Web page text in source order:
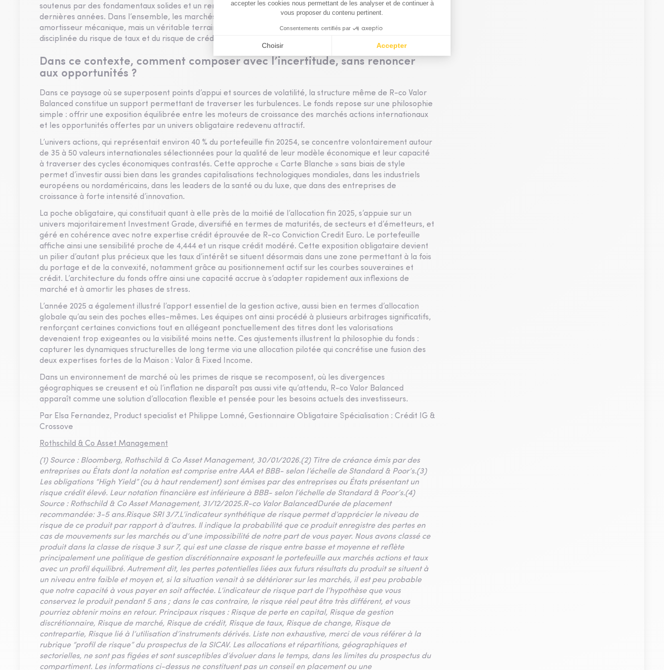
soutenus par des fondamentaux solides et un renforcement significatif des fonds propres au cours des
dernières années. Dans l’ensemble, les marchés obligataires ne semblent plus constituer un simple
amortisseur mécanique, mais un véritable terrain de création de valeur, à condition d’une gestion active et
disciplinée du risque de taux et du risque de crédit.
Dans ce contexte, comment composer avec l’incertitude, sans renoncer
aux opportunités ?
Dans ce paysage où se superposent points d’appui et sources de volatilité, la structure même de R-co Valor
Balanced constitue un support permettant de traverser les turbulences. Le fonds repose sur une philosophie
simple : offrir une exposition équilibrée entre les moteurs de croissance des marchés actions internationaux
et les opportunités offertes par un univers obligataire redevenu attractif.
L’univers actions, qui représentait environ 40 % du portefeuille fin 20254, se concentre volontairement autour
de 35 à 50 valeurs internationales sélectionnées pour la qualité de leur modèle économique et leur capacité
à traverser des cycles économiques contrastés. Cette approche « Carte Blanche » sans biais de style
permet d’investir aussi bien dans les grandes capitalisations technologiques mondiales, dans les industriels
européens ou nordaméricains, dans les leaders de la santé ou du luxe, que dans des entreprises de
croissance à forte intensité d’innovation.
La poche obligataire, qui constituait quant à elle près de la moitié de l’allocation fin 2025, s’appuie sur un
univers majoritairement Investment Grade, diversifié en termes de maturités, de secteurs et d’émetteurs, et
géré en cohérence avec notre expertise crédit éprouvée de R-co Conviction Credit Euro. Le portefeuille
affiche ainsi une sensibilité proche de 4,444 et un risque crédit modéré. Cette exposition obligataire devient
un pilier d’autant plus précieux que les taux d’intérêt se situent désormais dans une zone permettant à la fois
du portage et de la convexité, notamment grâce au positionnement actif sur les courbes souveraines et
crédit. L’architecture du fonds offre ainsi une capacité accrue à s’adapter rapidement aux inflexions de
marché et à amortir les phases de stress.
L’année 2025 a également illustré l’apport essentiel de la gestion active, aussi bien en termes d’allocation
globale qu’au sein des poches elles-mêmes. Les équipes ont ainsi procédé à plusieurs arbitrages significatifs,
renforçant certaines convictions tout en allégeant ponctuellement des titres dont les valorisations
devenaient trop exigeantes ou la visibilité moins nette. Ces ajustements illustrent la philosophie du fonds :
capturer les dynamiques structurelles de long terme via une allocation pilotée qui concrétise une fusion des
deux expertises fortes de la Maison : Valor & Fixed Income.
Dans un environnement de marché où les primes de risque se recomposent, où les divergences
géographiques se creusent et où l’inflation ne disparaît pas aussi vite qu’attendu, R-co Valor Balanced
apparaît comme une solution d’allocation flexible et pensée pour les besoins actuels des investisseurs.
Par Elsa Fernandez, Product specialist et Philippe Lomné, Gestionnaire Obligataire Spécialisation : Crédit IG &
Crossove
Rothschild & Co Asset Management
(1) Source : Bloomberg, Rothschild & Co Asset Management, 30/01/2026.(2) Titre de créance émis par des
entreprises ou États dont la notation est comprise entre AAA et BBB- selon l’échelle de Standard & Poor’s.(3)
Les obligations “High Yield” (ou à haut rendement) sont émises par des entreprises ou États présentant un
risque crédit élevé. Leur notation financière est inférieure à BBB- selon l’échelle de Standard & Poor’s.(4)
Source : Rothschild & Co Asset Management, 31/12/2025.R-co Valor BalancedDurée de placement
recommandée: 3-5 ans.Risque SRI 3/7.L’indicateur synthétique de risque permet d’apprécier le niveau de
risque de ce produit par rapport à d’autres. Il indique la probabilité que ce produit enregistre des pertes en
cas de mouvements sur les marchés ou d’une impossibilité de notre part de vous payer. Nous avons classé ce
produit dans la classe de risque 3 sur 7, qui est une classe de risque entre basse et moyenne et reflète
principalement une politique de gestion discrétionnaire exposant le portefeuille aux marchés actions et taux
avec un profil équilibré. Autrement dit, les pertes potentielles liées aux futurs résultats du produit se situent à
un niveau entre faible et moyen et, si la situation venait à se détériorer sur les marchés, il est peu probable
que notre capacité à vous payer en soit affectée. L’indicateur de risque part de l’hypothèse que vous
conservez le produit pendant 5 ans ; dans le cas contraire, le risque réel peut être très différent, et vous
pourriez obtenir moins en retour. Principaux risques : Risque de perte en capital, Risque de gestion
discrétionnaire, Risque de marché, Risque de crédit, Risque de taux, Risque de change, Risque de
contrepartie, Risque lié à l’utilisation d’instruments dérivés. Liste non exhaustive, merci de vous référer à la
rubrique “profil de risque” du prospectus de la SICAV. Les allocations et répartitions, géographiques et
sectorielles, ne sont pas figées et sont susceptibles d’évoluer dans le temps, dans les limites du prospectus du
compartiment. Les informations ci-dessus ne constituent pas un conseil en placement ou une